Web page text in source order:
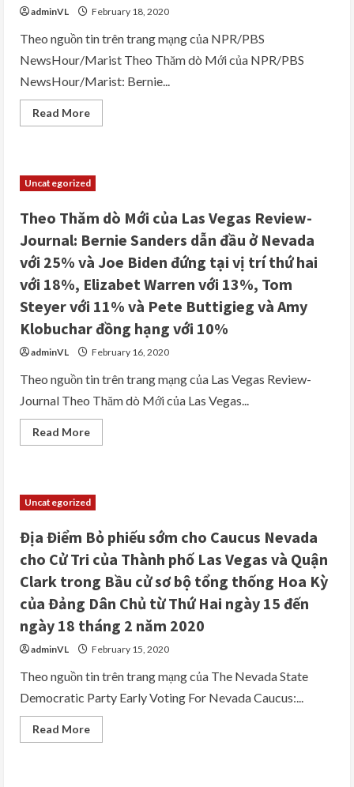
nhiễm
19
trong
tổng
16
hợp
ở
Quận
hợp
đã
xác
nhận
bởi
Trung
tâm
kiểm
soát
và
phòng
ngừa
dịch
bệnh
CDC
adminVL February 18, 2020
Theo nguồn tin trên trang mạng của NPR/PBS
NewsHour/Marist Theo Thăm dò Mới của NPR/PBS
NewsHour/Marist: Bernie...
Read MoreRead
more
Mới
của
NewsHour/Marist:
Bernie
Sanders
dẫn
đầu
với
31%
và
Mike
Bloomberg
đứng
tại
trí
hai
với
19%,
Biden
với
15%,
Amy
Klobuchar
9%
và
Pete
Buttigieg
với
8%
Uncategorized
Theo Thăm dò Mới của Las Vegas Review-
Journal: Bernie Sanders dẫn đầu ở Nevada
với 25% và Joe Biden đứng tại vị trí thứ hai
với 18%, Elizabet Warren với 13%, Tom
Steyer với 11% và Pete Buttigieg và Amy
Klobuchar đồng hạng với 10%
adminVL February 16, 2020
Theo nguồn tin trên trang mạng của Las Vegas Review-
Journal Theo Thăm dò Mới của Las Vegas...
Read MoreRead
more
Mới
của
Vegas
Review-
Journal:
Bernie
Sanders
dẫn
đầu
ở
Nevada
với
và
Biden
đứng
tại
trí
thứ
hai
Uncategorized
Địa Điểm Bỏ phiếu sớm cho Caucus Nevada
cho Cử Tri của Thành phố Las Vegas và Quận
Clark trong Bầu cử sơ bộ tổng thống Hoa Kỳ
của Đảng Dân Chủ từ Thứ Hai ngày 15 đến
ngày 18 tháng 2 năm 2020
adminVL February 15, 2020
Theo nguồn tin trên trang mạng của The Nevada State
Democratic Party Early Voting For Nevada Caucus:...
Read MoreRead
more